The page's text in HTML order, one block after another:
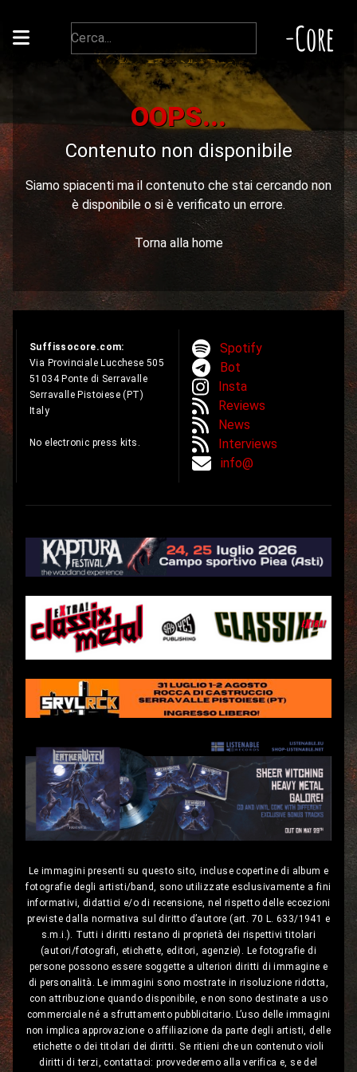
-Core
OOPS...
Contenuto non disponibile
Siamo spiacenti ma il contenuto che stai cercando non
è disponibile o si è verificato un errore.
Torna alla home
Suffissocore.com:
Via Provinciale Lucchese 505
51034 Ponte di Serravalle
Serravalle Pistoiese (PT)
Italy
No electronic press kits.
Spotify
Bot
Insta
Reviews
News
Interviews
info@
Le immagini presenti su questo sito, incluse copertine di album e
fotografie degli artisti/band, sono utilizzate esclusivamente a fini
informativi, didattici e/o di recensione, nel rispetto delle eccezioni
previste dalla normativa sul diritto d’autore (art. 70 L. 633/1941 e
s.m.i.). Tutti i diritti restano di proprietà dei rispettivi titolari
(autori/fotografi, etichette, editori, agenzie). Le fotografie di
persone possono essere soggette a ulteriori diritti di immagine e
di personalità. Le immagini sono mostrate in risoluzione ridotta,
con attribuzione quando disponibile, e non sono destinate a uso
commerciale né a sfruttamento pubblicitario. L’uso delle immagini
non implica approvazione o affiliazione da parte degli artisti, delle
etichette o dei titolari dei diritti. Se ritieni che un contenuto violi
diritti di terzi, contattaci: provvederemo alla verifica e, se del